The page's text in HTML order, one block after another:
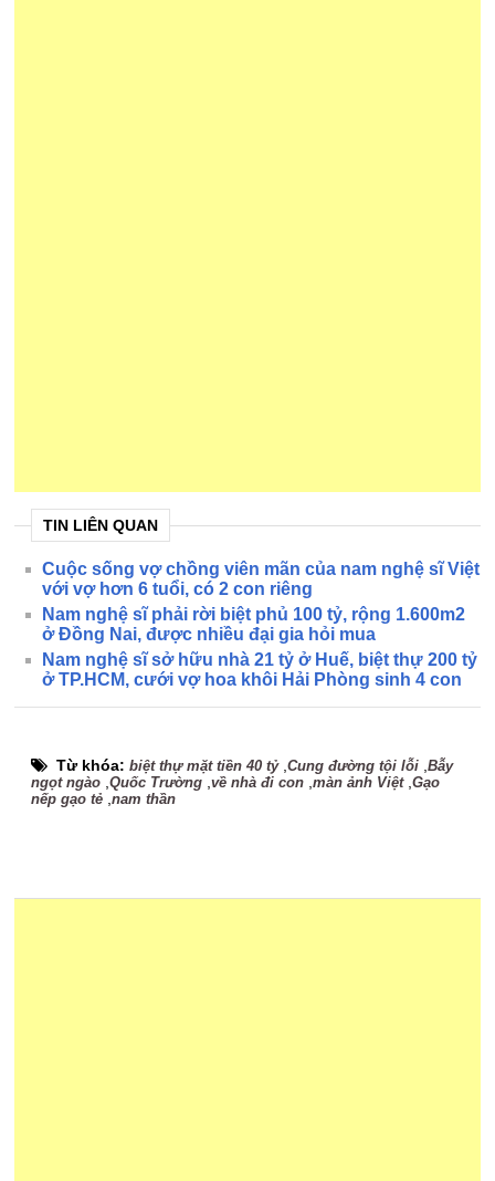
TIN LIÊN QUAN
Cuộc sống vợ chồng viên mãn của nam nghệ sĩ Việt
với vợ hơn 6 tuổi, có 2 con riêng
Nam nghệ sĩ phải rời biệt phủ 100 tỷ, rộng 1.600m2
ở Đồng Nai, được nhiều đại gia hỏi mua
Nam nghệ sĩ sở hữu nhà 21 tỷ ở Huế, biệt thự 200 tỷ
ở TP.HCM, cưới vợ hoa khôi Hải Phòng sinh 4 con
Từ khóa:biệt thự mặt tiền 40 tỷ,Cung đường tội lỗi ,Bẫy
ngọt ngào ,Quốc Trường ,về nhà đi con ,màn ảnh Việt,Gạo
nếp gạo tẻ ,nam thần